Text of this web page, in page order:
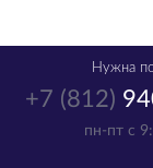
+7 (812)
пн-пт с
Нужна